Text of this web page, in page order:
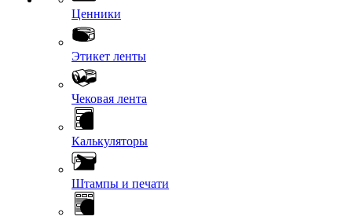
Ценники
Этикет ленты
Чековая лента
Калькуляторы
Штампы и печати